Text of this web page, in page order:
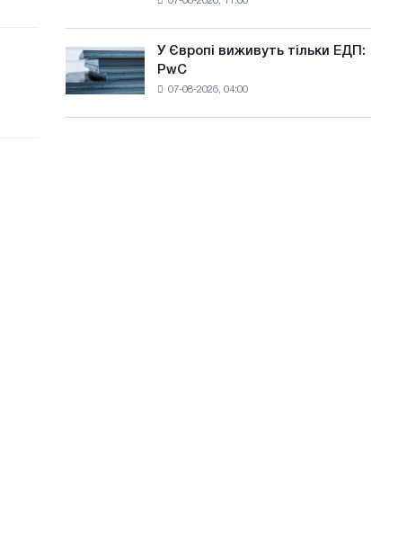
трамвайних
колій
і
Європі
виживуть
У Європі виживуть тільки ЕДП:
PwC
07-08-2026, 04:00